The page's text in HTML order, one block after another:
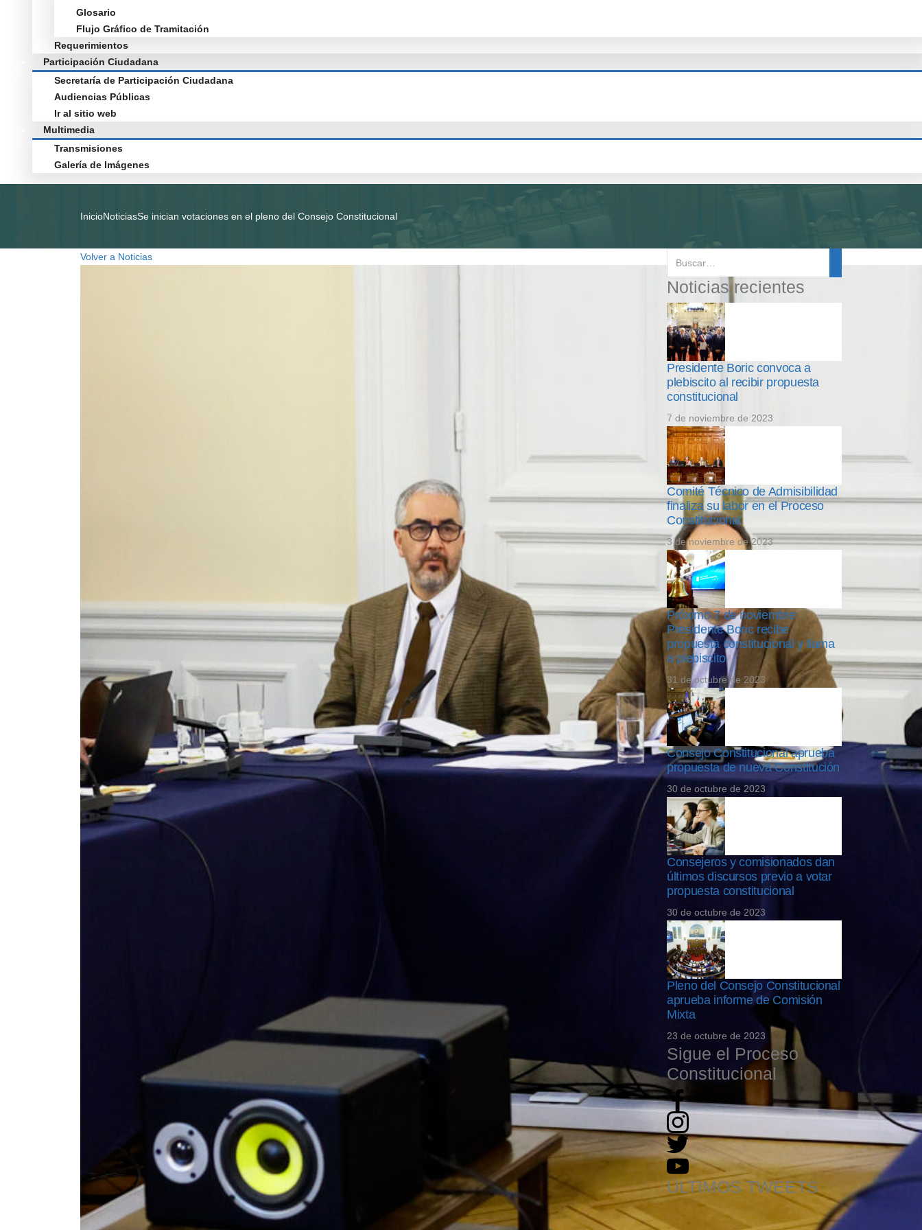
Glosario
Flujo Gráfico de Tramitación
Requerimientos
Participación Ciudadana
Secretaría de Participación Ciudadana
Audiencias Públicas
Ir al sitio web
Multimedia
Transmisiones
Galería de Imágenes
InicioNoticiasSe inician votaciones en el pleno del Consejo Constitucional
Volver a Noticias
Noticias recientes
Presidente Boric convoca a
plebiscito al recibir propuesta
constitucional
7 de noviembre de 2023
Comité Técnico de Admisibilidad
finaliza su labor en el Proceso
Constitucional
3 de noviembre de 2023
Próximo 7 de noviembre
Presidente Boric recibe
propuesta constitucional y llama
a plebiscito
31 de octubre de 2023
Consejo Constitucional aprueba
propuesta de nueva Constitución
30 de octubre de 2023
Consejeros y comisionados dan
últimos discursos previo a votar
propuesta constitucional
30 de octubre de 2023
Pleno del Consejo Constitucional
aprueba informe de Comisión
Mixta
23 de octubre de 2023
Sigue el Proceso
Constitucional
ÚLTIMOS TWEETS